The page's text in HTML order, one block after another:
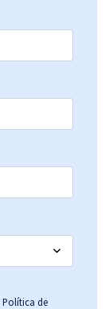
Política de